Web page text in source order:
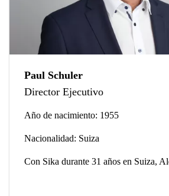
Paul Schuler
Director Ejecutivo
Año de nacimiento: 1955
Nacionalidad: Suiza
Con Sika durante 31 años en Suiza,